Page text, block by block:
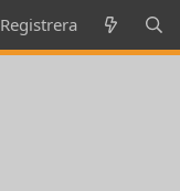
Registrera